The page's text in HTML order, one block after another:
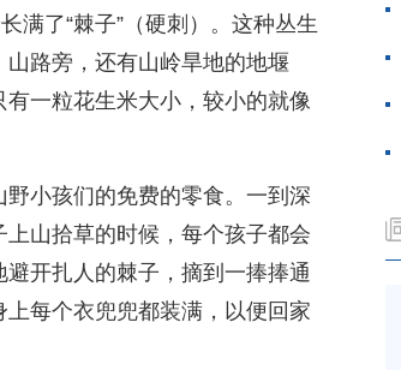
满了“棘子”（硬刺）。这种丛生
路旁，还有山岭旱地的地堰
一粒花生米大小，较小的就像
小孩们的免费的零食。一到深
山拾草的时候，每个孩子都会
开扎人的棘子，摘到一捧捧通
每个衣兜兜都装满，以便回家